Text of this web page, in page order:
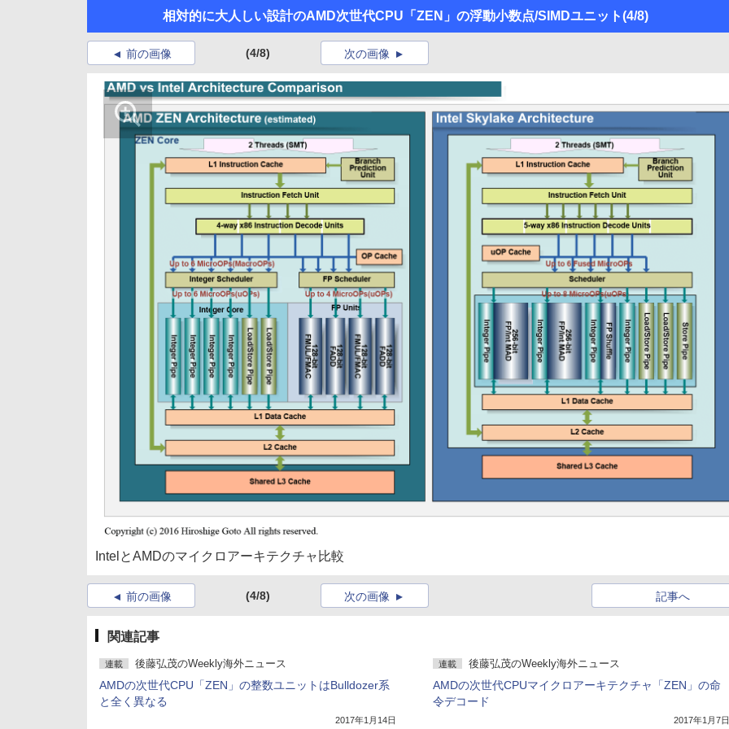
相対的に大人しい設計のAMD次世代CPU「ZEN」の浮動小数点/SIMDユニット(4/8)
前の画像 (4/8) 次の画像
IntelとAMDのマイクロアーキテクチャ比較
前の画像 (4/8) 記事へ
次の画像
関連記事
連載 後藤弘茂のWeekly海外ニュース
AMDの次世代CPU「ZEN」の整数ユニットはBulldozer系
と全く異なる
2017年1月14日
連載 後藤弘茂のWeekly海外ニュース
AMDの次世代CPUマイクロアーキテクチャ「ZEN」の命
令デコード
2017年1月7日